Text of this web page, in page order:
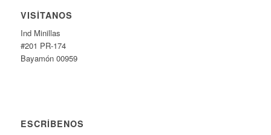
VISÍTANOS
Ind Minillas
#201 PR-174
Bayamón 00959
ESCRÍBENOS